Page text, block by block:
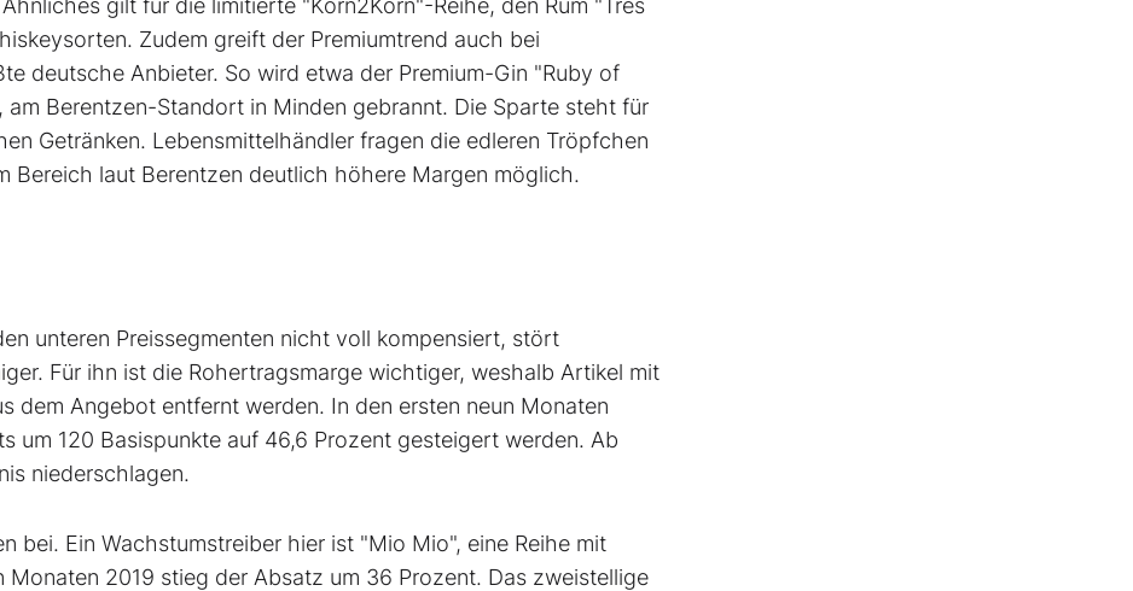
gilt für die limitierte "Korn2Korn"-Reihe, den Rum "Tres
Zudem greift der Premiumtrend auch bei
deutsche Anbieter. So wird etwa der Premium-Gin "Ruby of
Berentzen-Standort in Minden gebrannt. Die Sparte steht für
Getränken. Lebensmittelhändler fragen die edleren Tröpfchen
Bereich laut Berentzen deutlich höhere Margen möglich.
unteren Preissegmenten nicht voll kompensiert, stört
Für ihn ist die Rohertragsmarge wichtiger, weshalb Artikel mit
dem Angebot entfernt werden. In den ersten neun Monaten
um 120 Basispunkte auf 46,6 Prozent gesteigert werden. Ab
niederschlagen.
bei. Ein Wachstumstreiber hier ist "Mio Mio", eine Reihe mit
Monaten 2019 stieg der Absatz um 36 Prozent. Das zweistellige